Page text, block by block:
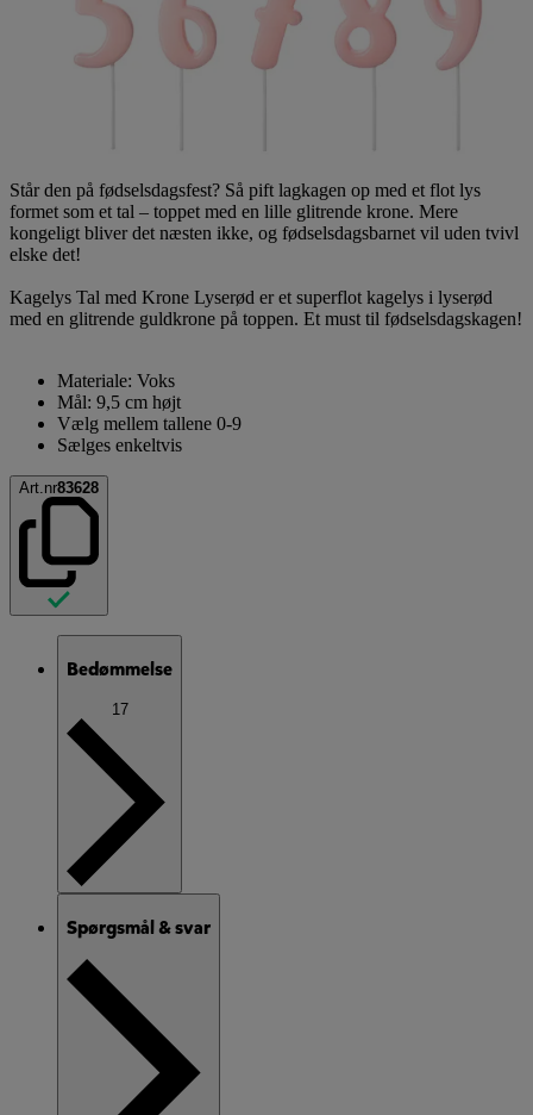
Står den på fødselsdagsfest? Så pift lagkagen op med et flot lys
formet som et tal – toppet med en lille glitrende krone. Mere
kongeligt bliver det næsten ikke, og fødselsdagsbarnet vil uden tvivl
elske det!
Kagelys Tal med Krone Lyserød er et superflot kagelys i lyserød
med en glitrende guldkronе på toppen. Et must til fødselsdagskagen!
Materiale: Voks
Mål: 9,5 cm højt
Vælg mellem tallene 0-9
Sælges enkeltvis
Art.nr83628
Bedømmelse
17
Spørgsmål & svar